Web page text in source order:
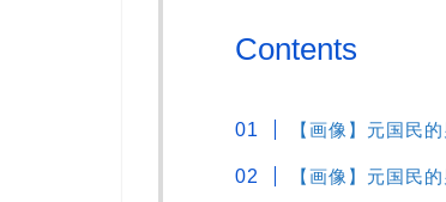
Contents
【画像】元国民
【画像】元国民